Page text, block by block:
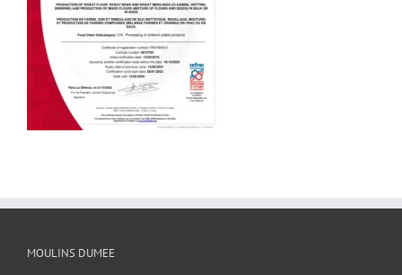
MOULINS DUMEE